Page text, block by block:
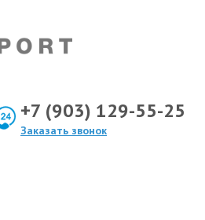
+7 (903) 129-55-25
Заказать звонок